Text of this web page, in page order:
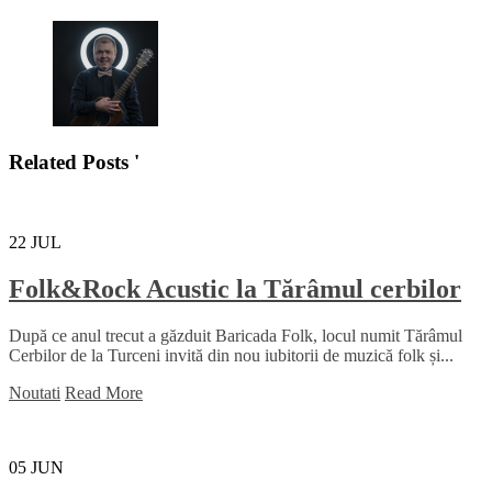
Related Posts '
22 JUL
Folk&Rock Acustic la Tărâmul cerbilor
După ce anul trecut a găzduit Baricada Folk, locul numit Tărâmul
Cerbilor de la Turceni invită din nou iubitorii de muzică folk și...
Noutati Read More
05 JUN